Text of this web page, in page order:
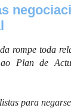
rompe toda
Plan de
para